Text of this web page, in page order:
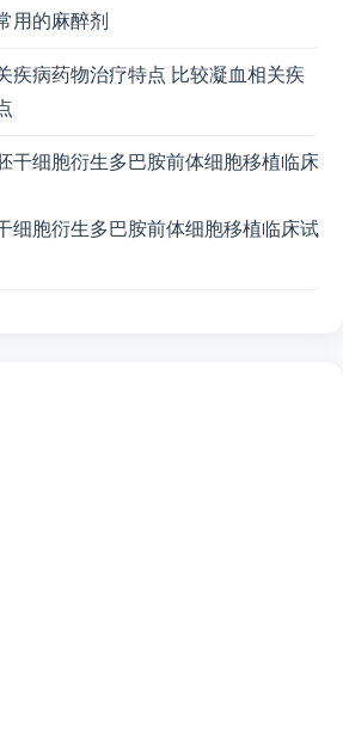
用的麻醉剂
比较凝血相关疾
细胞衍生多巴胺前体细胞移植临床试